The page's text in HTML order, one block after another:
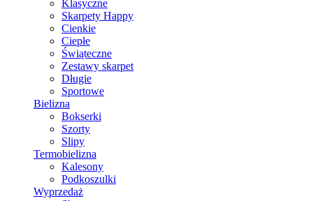
Klasyczne
Skarpety Happy
Cienkie
Ciepłe
Świąteczne
Zestawy skarpet
Długie
Sportowe
Bielizna
Bokserki
Szorty
Slipy
Termobielizna
Kalesony
Podkoszulki
Wyprzedaż